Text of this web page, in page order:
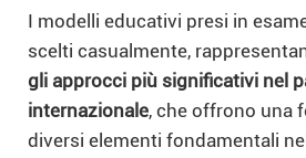
I modelli educativi presi in
scelti casualmente,
gli approcci più significativi nel
internazionale, che offrono una
diversi elementi fondamentali